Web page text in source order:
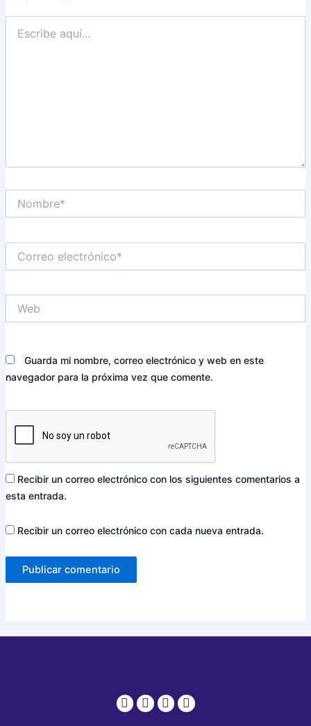
aquí...
electrónico*
Guarda mi nombre, correo electrónico y web en este
navegador para la próxima vez que comente.
Recibir un correo electrónico con los siguientes comentarios a
esta entrada.
Recibir un correo electrónico con cada nueva entrada.
Whatsapp
Phone-
alt
Envelope
Instagram